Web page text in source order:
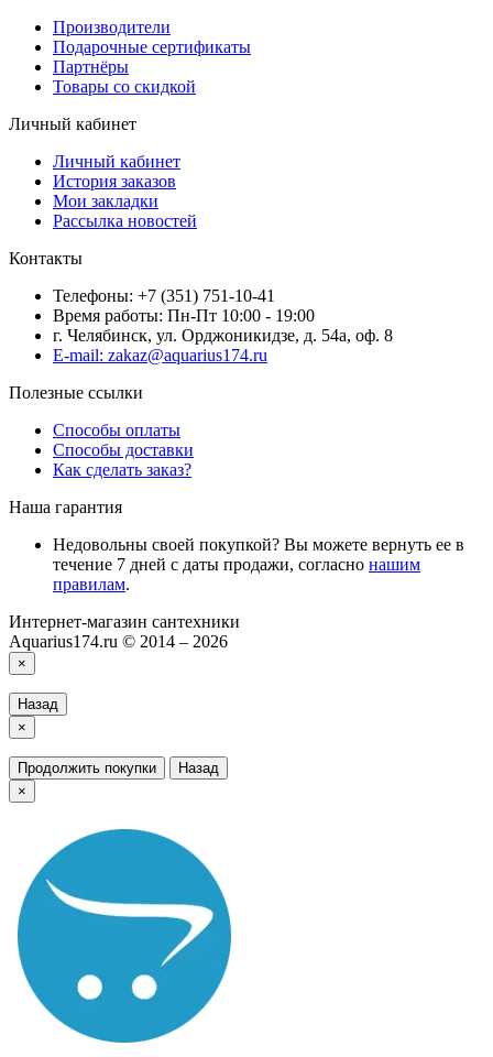
Производители
Подарочные сертификаты
Партнёры
Товары со скидкой
Личный кабинет
Личный кабинет
История заказов
Мои закладки
Рассылка новостей
Контакты
Телефоны: +7 (351) 751-10-41
Время работы: Пн-Пт 10:00 - 19:00
г. Челябинск, ул. Орджоникидзе, д. 54а, оф. 8
E-mail: zakaz@aquarius174.ru
Полезные ссылки
Способы оплаты
Способы доставки
Как сделать заказ?
Наша гарантия
Недовольны своей покупкой? Вы можете вернуть ее в
течение 7 дней с даты продажи, согласно нашим
правилам.
Интернет-магазин сантехники
Aquarius174.ru © 2014 – 2026
×
Назад
×
Продолжить покупки
Назад
×